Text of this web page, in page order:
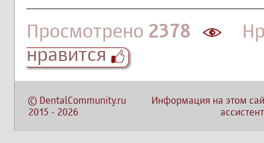
Просмотрено 2378
нравится
© DentalCommunity.ru
2015 - 2026
Информация на этом